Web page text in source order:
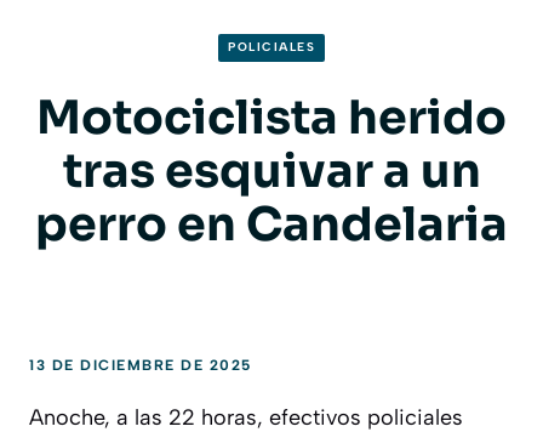
POLICIALES
Motociclista herido
tras esquivar a un
perro en Candelaria
13 DE DICIEMBRE DE 2025
Anoche, a las 22 horas, efectivos policiales